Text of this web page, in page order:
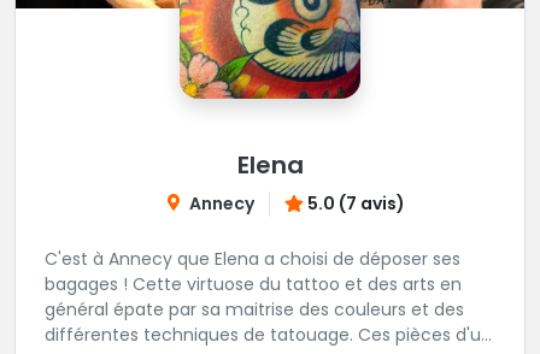
Elena
Annecy 5.0 (7 avis)
C'est à Annecy que Elena a choisi de déposer ses
bagages ! Cette virtuose du tattoo et des arts en
général épate par sa maitrise des couleurs et des
différentes techniques de tatouage. Ces pièces d'un